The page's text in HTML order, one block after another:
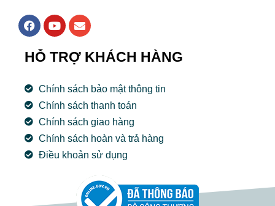
F
a
e
b
o
k
Y
o
t
u
e
E
n
e
l
p
e
HỖ TRỢ KHÁCH HÀNG
Chính sách bảo mật thông tin
Chính sách thanh toán
Chính sách giao hàng
Chính sách hoàn và trả hàng
Điều khoản sử dụng